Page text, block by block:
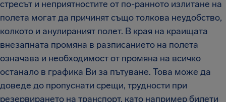
стресът и неприятностите от по-ранното излитане на
полета могат да причинят също толкова неудобство,
колкото и анулираният полет. В края на краищата
внезапната промяна в разписанието на полета
означава и необходимост от промяна на всичко
останало в графика Ви за пътуване. Това може да
доведе до пропуснати срещи, трудности при
резервирането на транспорт, като например билети